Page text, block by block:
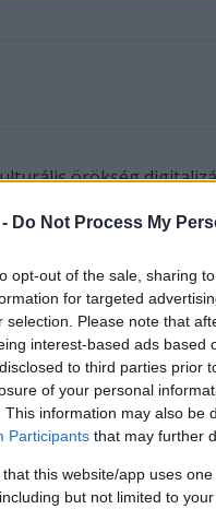
Do Not Process My
opt-out of the sale, sharing
for targeted
selection. Please note that
interest-based ads based
to third parties prior
of your personal
This information may also be
Participants that may further
that this website/app uses
but not limited to
örökség
együttműködési
írt alá hétfőn horvát
A 2014 végéig hatályos
és az audiovizuális
együttműködés, amely
mozgóképoktatást, a
koprodukciós filmek
hogy a felek konkrét
és fotókiállítások